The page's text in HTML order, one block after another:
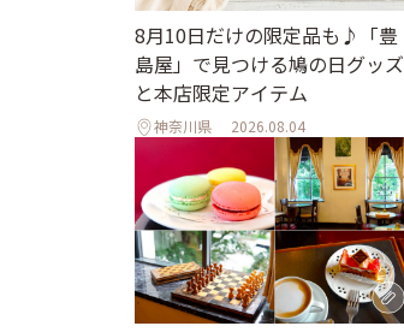
8月10日だけの限定品も♪「豊
島屋」で見つける鳩の日グッズ
と本店限定アイテム
神奈川県 2026.08.04